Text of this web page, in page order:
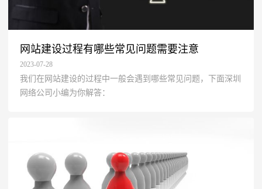
网站建设过程有哪些常见问题需要注意
2023-07-28
我们在网站建设的过程中一般会遇到哪些常见问题，下面深圳
网络公司小编为你解答：